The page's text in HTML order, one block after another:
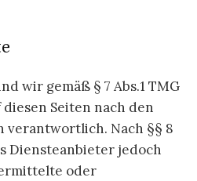
wir gemäß § 7 Abs.1 TMG
Seiten nach den
verantwortlich. Nach §§ 8
Diensteanbieter jedoch
oder